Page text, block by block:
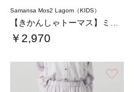
Samansa Mos2 Lagom（KIDS）
￥2,970